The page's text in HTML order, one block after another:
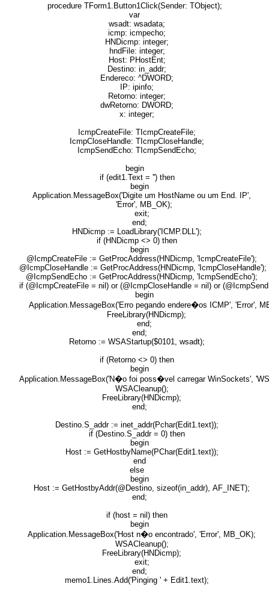
procedure TForm1.Button1Click(Sender: TObject);
var
wsadt: wsadata;
icmp: icmpecho;
HNDicmp: integer;
hndFile: integer;
Host: PHostEnt;
Destino: in_addr;
Endereco: ^DWORD;
IP: ipinfo;
Retorno: integer;
dwRetorno: DWORD;
x: integer;
IcmpCreateFile: TIcmpCreateFile;
IcmpCloseHandle: TIcmpCloseHandle;
IcmpSendEcho: TIcmpSendEcho;
begin
if (edit1.Text = '') then
begin
Application.MessageBox('Digite um HostName ou um End. IP',
'Error', MB_OK);
exit;
end;
HNDicmp := LoadLibrary('ICMP.DLL');
if (HNDicmp <> 0) then
begin
@IcmpCreateFile := GetProcAddress(HNDicmp, 'IcmpCreateFile');
@IcmpCloseHandle := GetProcAddress(HNDicmp, 'IcmpCloseHandle');
@IcmpSendEcho := GetProcAddress(HNDicmp, 'IcmpSendEcho');
if (@IcmpCreateFile = nil) or (@IcmpCloseHandle = nil) or
begin
Application.MessageBox('Erro pegando endere�os ICMP', 'Error',
FreeLibrary(HNDicmp);
end;
end;
Retorno := WSAStartup($0101, wsadt);
if (Retorno <> 0) then
begin
Application.MessageBox('N�o foi poss�vel carregar WinSockets',
WSACleanup();
FreeLibrary(HNDicmp);
end;
Destino.S_addr := inet_addr(Pchar(Edit1.text));
if (Destino.S_addr = 0) then
begin
Host := GetHostbyName(PChar(Edit1.text));
end
else
begin
Host := GetHostbyAddr(@Destino, sizeof(in_addr), AF_INET);
end;
if (host = nil) then
begin
Application.MessageBox('Host n�o encontrado', 'Error', MB_OK);
WSACleanup();
FreeLibrary(HNDicmp);
exit;
end;
memo1.Lines.Add('Pinging ' + Edit1.text);